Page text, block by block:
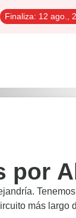
Finaliza: 12 ago.,
por
más largo